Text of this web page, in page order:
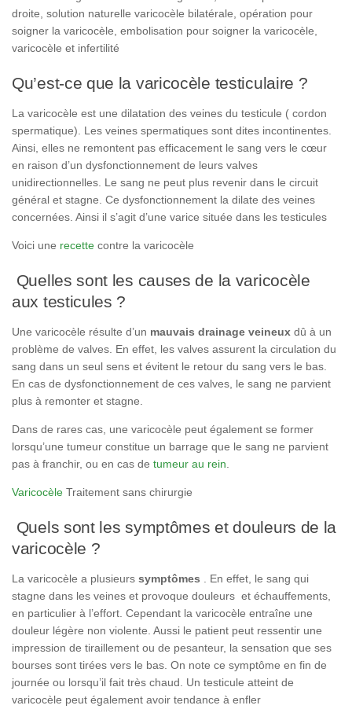
droite, solution naturelle varicocèle bilatérale, opération pour
soigner la varicocèle, embolisation pour soigner la varicocèle,
varicocèle et infertilité
Qu’est-ce que la varicocèle testiculaire ?
La varicocèle est une dilatation des veines du testicule ( cordon
spermatique). Les veines spermatiques sont dites incontinentes.
Ainsi, elles ne remontent pas efficacement le sang vers le cœur
en raison d’un dysfonctionnement de leurs valves
unidirectionnelles. Le sang ne peut plus revenir dans le circuit
général et stagne. Ce dysfonctionnement la dilate des veines
concernées. Ainsi il s’agit d’une varice située dans les testicules
Voici une recette contre la varicocèle
Quelles sont les causes de la varicocèle
aux testicules ?
Une varicocèle résulte d’un mauvais drainage veineux dû à un
problème de valves. En effet, les valves assurent la circulation du
sang dans un seul sens et évitent le retour du sang vers le bas.
En cas de dysfonctionnement de ces valves, le sang ne parvient
plus à remonter et stagne.
Dans de rares cas, une varicocèle peut également se former
lorsqu’une tumeur constitue un barrage que le sang ne parvient
pas à franchir, ou en cas de tumeur au rein.
Varicocèle Traitement sans chirurgie
Quels sont les symptômes et douleurs de la
varicocèle ?
La varicocèle a plusieurs symptômes . En effet, le sang qui
stagne dans les veines et provoque douleurs et échauffements,
en particulier à l’effort. Cependant la varicocèle entraîne une
douleur légère non violente. Aussi le patient peut ressentir une
impression de tiraillement ou de pesanteur, la sensation que ses
bourses sont tirées vers le bas. On note ce symptôme en fin de
journée ou lorsqu’il fait très chaud. Un testicule atteint de
varicocèle peut également avoir tendance à enfler